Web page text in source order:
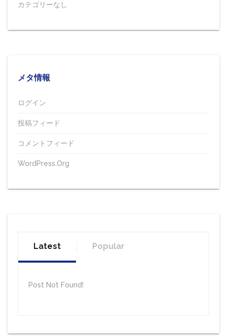
カテゴリーなし
メタ情報
ログイン
投稿フィード
コメントフィード
WordPress.org
Latest Popular
Post Not Found!